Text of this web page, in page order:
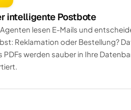
intelligente Postbote
lesen E-Mails und
Reklamation oder Bestellung?
PDFs werden sauber in Ihre